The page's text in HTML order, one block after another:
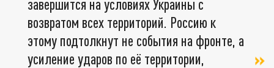
завершится на условиях Украины с
возвратом всех территорий. Россию к
этому подтолкнут не события на фронте, а
усиление ударов по её территории,